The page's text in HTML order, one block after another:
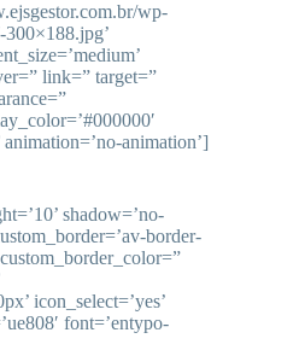
wp-
link=” target=”
animation’]
shadow=’no-
border-
icon_select=’yes’
font=’entypo-